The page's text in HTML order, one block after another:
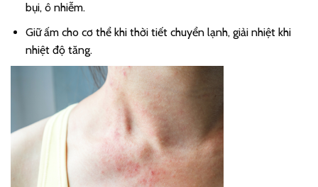
bụi, ô nhiễm.
Giữ ấm cho cơ thể khi thời tiết chuyển lạnh, giải nhiệt khi
nhiệt độ tăng.